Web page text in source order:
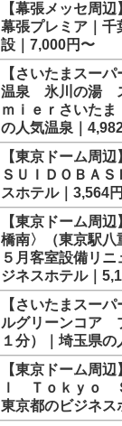
【幕張メッセ周
幕張プレミア｜千
設｜7,000円〜
【さいたまスー
温泉 氷川の湯
ｍｉｅｒさいた
の人気温泉｜
【東京ドーム周
ＳＵＩＤＯＢＡ
スホテル｜3,564
【東京ドーム周
橋南〉（東京駅八
５月客室設備リ
ジネスホテル｜
【さいたまスー
ルグリーンコア
１分）｜埼玉県
【東京ドーム周
ｌ Ｔｏｋｙｏ
東京都のビジネス